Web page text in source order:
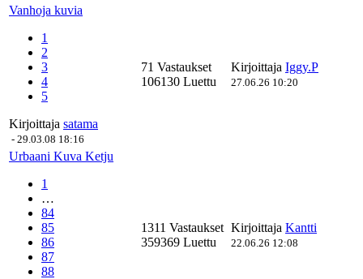
Vanhoja kuvia
1
2
3
4
5
Kirjoittaja satama
- 29.03.08 18:16
71 Vastaukset
106130 Luettu
Kirjoittaja Iggy.P
27.06.26 10:20
Urbaani Kuva Ketju
1
…
84
85
86
87
88
1311 Vastaukset
359369 Luettu
Kirjoittaja Kantti
22.06.26 12:08